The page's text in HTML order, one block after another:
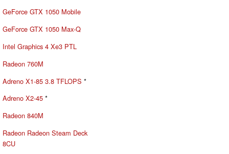
GeForce GTX 1050 Mobile
GeForce GTX 1050 Max-Q
Intel Graphics 4 Xe3 PTL
Radeon 760M
Adreno X1-85 3.8 TFLOPS *
Adreno X2-45 *
Radeon 840M
Radeon Radeon Steam Deck
8CU